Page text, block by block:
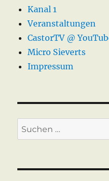
Kanal 1
Veranstaltungen
CastorTV @
Micro Sieverts
Impressum
Suche
nach: